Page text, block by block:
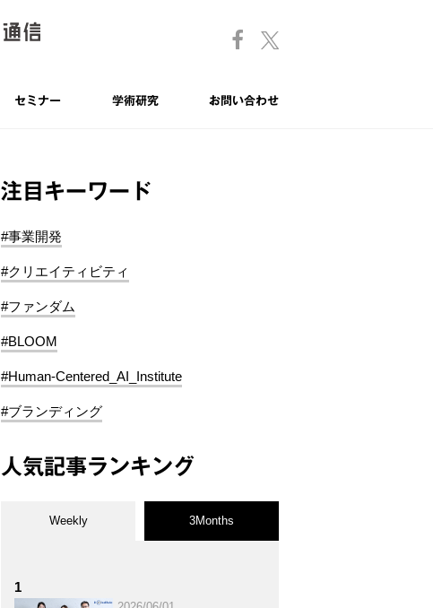
セミナー 学術研究 お問い合わせ
注目キーワード
#事業開発
#クリエイティビティ
#ファンダム
#BLOOM
#Human-Centered_AI_Institute
#ブランディング
人気記事ランキング
Weekly 3Months
1